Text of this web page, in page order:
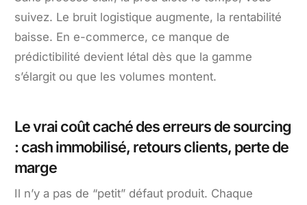
suivez. Le bruit logistique augmente, la rentabilité
baisse. En e-commerce, ce manque de
prédictibilité devient létal dès que la gamme
s’élargit ou que les volumes montent.
Le vrai coût caché des erreurs de sourcing
: cash immobilisé, retours clients, perte de
marge
Il n’y a pas de “petit” défaut produit. Chaque